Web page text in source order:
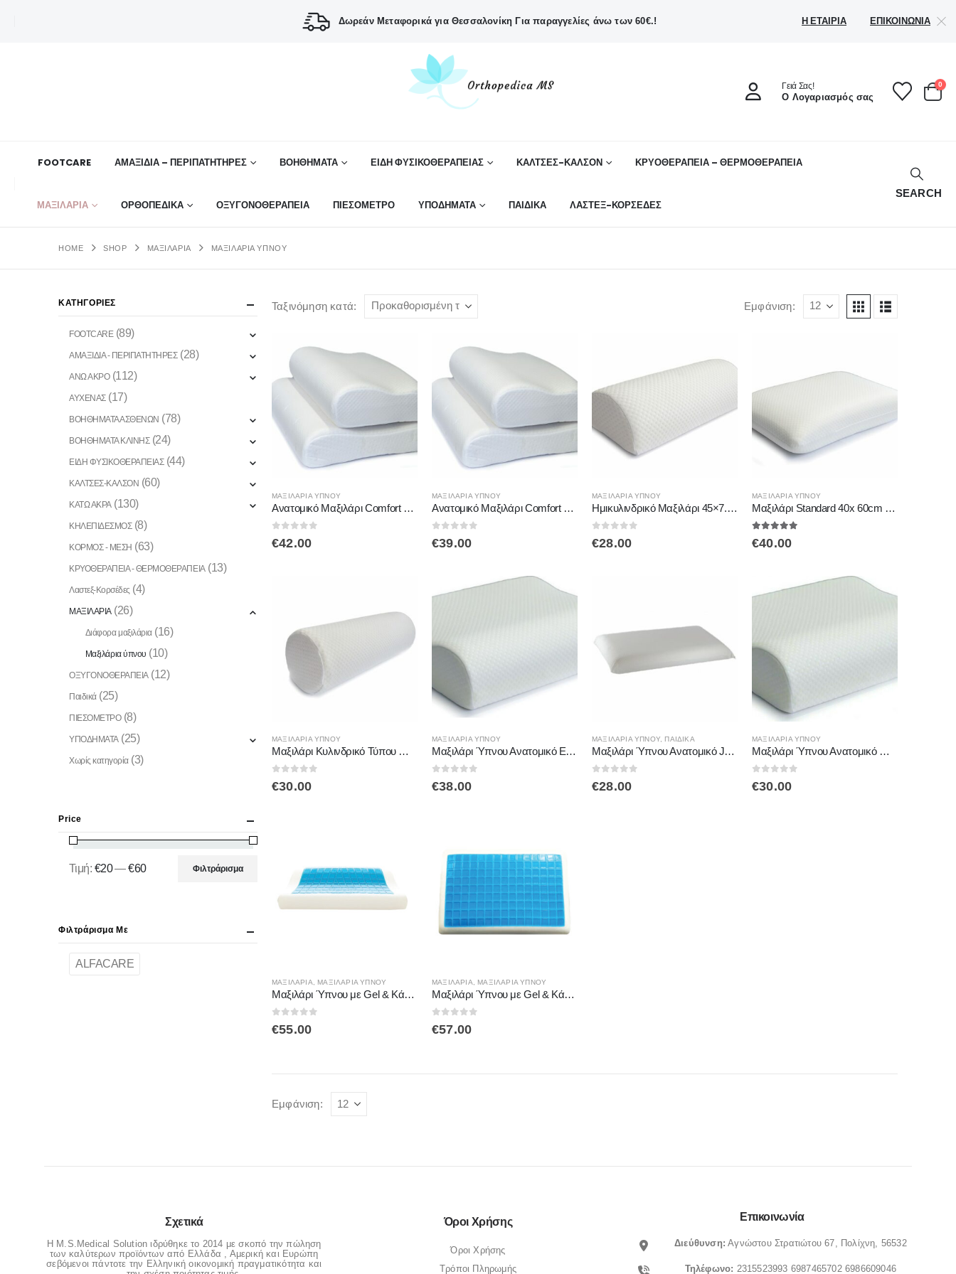
Δωρεάν Μεταφορικά για Θεσσαλονίκη Για παραγγελίες άνω των 60€.! Η ΕΤΑΙΡΊΑ ΕΠΙΚΟΙΝΩΝΊΑ
Γειά Σας!
Ο Λογαριασμός σας
0
FOOTCARE ΑΜΑΞΙΔΙΑ – ΠΕΡΙΠΑΤΗΤΗΡΕΣ ΒΟΗΘΉΜΑΤΑ ΕΙΔΗ ΦΥΣΙΚΟΘΕΡΑΠΕΙΑΣ ΚΑΛΤΣΕΣ-ΚΑΛΣΟΝ ΚΡΥΟΘΕΡΑΠΕΙΑ – ΘΕΡΜΟΘΕΡΑΠΕΙΑ
ΜΑΞΙΛΑΡΙΑ ΟΡΘΟΠΕΔΙΚΆ ΟΞΥΓΟΝΟΘΕΡΑΠΕΙΑ ΠΙΕΣΟΜΕΤΡΟ ΥΠΟΔΗΜΑΤΑ ΠΑΙΔΙΚΑ ΛΑΣΤΕΞ-ΚΟΡΣΕΔΕΣ
SEARCH
HOME SHOP ΜΑΞΙΛΑΡΙΑ ΜΑΞΙΛΆΡΙΑ ΎΠΝΟΥ
Ταξινόμηση κατά: Εμφάνιση:
ΜΑΞΙΛΆΡΙΑ ΎΠΝΟΥ
Ανατομικό Μαξιλάρι Comfort Large 40x60x8/10cm AC711 ALFACARE
€42.00
ΜΑΞΙΛΆΡΙΑ ΎΠΝΟΥ
Ανατομικό Μαξιλάρι Comfort Medium 30x60x10/12cm AC-710 ALFACARE
€39.00
ΜΑΞΙΛΆΡΙΑ ΎΠΝΟΥ
Ημικυλινδρικό Μαξιλάρι 45×7.5cm AC-735 ALFACARE
€28.00
ΜΑΞΙΛΆΡΙΑ ΎΠΝΟΥ
Μαξιλάρι Standard 40x 60cm Economy ΑC-733 ALFACARE
€40.00
ΜΑΞΙΛΆΡΙΑ ΎΠΝΟΥ
Μαξιλάρι Κυλινδρικό Τύπου Μc Kenzie AC-734 ALFACARE
€30.00
ΜΑΞΙΛΆΡΙΑ ΎΠΝΟΥ
Μαξιλάρι Ύπνου Ανατομικό Economy 50*40*8/10cm AC732 Alfacare
€38.00
ΜΑΞΙΛΆΡΙΑ ΎΠΝΟΥ ΠΑΙΔΙΚΆ
Μαξιλάρι Ύπνου Ανατομικό Junior 27X48cm AC-738 Alfacare
€28.00
ΜΑΞΙΛΆΡΙΑ ΎΠΝΟΥ
Μαξιλάρι Ύπνου Ανατομικό Mini Economy 46*30*8/10cm AC732B Alfacare
€30.00
ΜΑΞΙΛΑΡΙΑ ΜΑΞΙΛΆΡΙΑ ΎΠΝΟΥ
Μαξιλάρι Ύπνου με Gel & Κάλυμμα με Aloe Vera Mobiak Care 0810700
€55.00
ΜΑΞΙΛΑΡΙΑ ΜΑΞΙΛΆΡΙΑ ΎΠΝΟΥ
Μαξιλάρι Ύπνου με Gel & Κάλυμμα με Aloe Vera MobiakCare 0810701
€57.00
Εμφάνιση:
ΚΑΤΗΓΟΡΙΕΣ
FOOTCARE (89)
ΑΜΑΞΙΔΙΑ - ΠΕΡΙΠΑΤΗΤΗΡΕΣ (28)
ΑΝΩ ΑΚΡΟ (112)
ΑΥΧΕΝΑΣ (17)
ΒΟΗΘΗΜΑΤΑ ΑΣΘΕΝΩΝ (78)
ΒΟΗΘΗΜΑΤΑ ΚΛΙΝΗΣ (24)
ΕΙΔΗ ΦΥΣΙΚΟΘΕΡΑΠΕΙΑΣ (44)
ΚΑΛΤΣΕΣ-ΚΑΛΣΟΝ (60)
ΚΑΤΩ ΑΚΡΑ (130)
ΚΗΛΕΠΙΔΕΣΜΟΣ (8)
ΚΟΡΜΟΣ - ΜΕΣΗ (63)
ΚΡΥΟΘΕΡΑΠΕΙΑ - ΘΕΡΜΟΘΕΡΑΠΕΙΑ (13)
Λαστεξ-Κορσέδες (4)
ΜΑΞΙΛΑΡΙΑ (26)
Διάφορα μαξιλάρια (16)
Μαξιλάρια ύπνου (10)
ΟΞΥΓΟΝΟΘΕΡΑΠΕΙΑ (12)
Παιδικά (25)
ΠΙΕΣΟΜΕΤΡΟ (8)
ΥΠΟΔΗΜΑΤΑ (25)
Χωρίς κατηγορία (3)
Price
Ελάχιστη
Μέγιστη
Φιλτράρισμα
Τιμή: €20—€60
Φιλτράρισμα Με
ALFACARE
Σχετικά
Η M.S.Medical Solution ιδρύθηκε το 2014 με σκοπό την πώληση
των καλύτερων προϊόντων από Ελλάδα , Αμερική και Ευρώπη
σεβόμενοι πάντοτε την Ελληνική οικονομική πραγματικότητα και
Όροι Χρήσης
Όροι Χρήσης
Τρόποι Πληρωμής
Επικοινωνία
Διεύθυνση: Αγνώστου Στρατιώτου 67, Πολίχνη, 56532
Τηλέφωνο: 2315523993 6987465702 6986609046